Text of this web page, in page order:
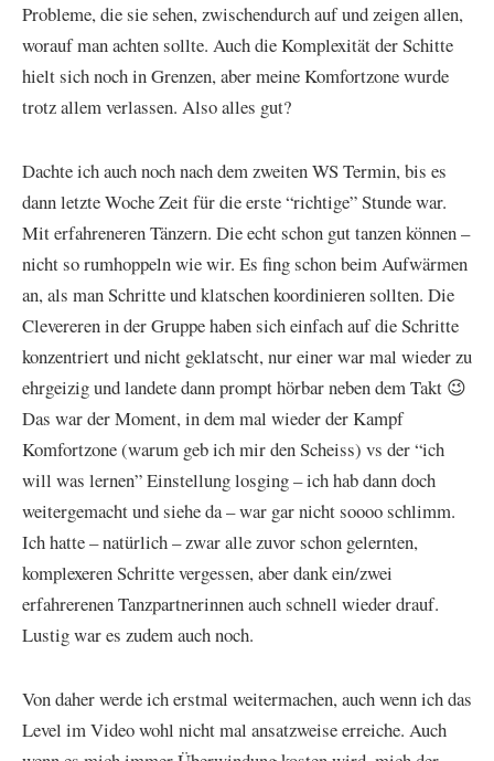
Probleme, die sie sehen, zwischendurch auf und zeigen allen,
worauf man achten sollte. Auch die Komplexität der Schitte
hielt sich noch in Grenzen, aber meine Komfortzone wurde
trotz allem verlassen. Also alles gut?
Dachte ich auch noch nach dem zweiten WS Termin, bis es
dann letzte Woche Zeit für die erste “richtige” Stunde war.
Mit erfahreneren Tänzern. Die echt schon gut tanzen können –
nicht so rumhoppeln wie wir. Es fing schon beim Aufwärmen
an, als man Schritte und klatschen koordinieren sollten. Die
Clevereren in der Gruppe haben sich einfach auf die Schritte
konzentriert und nicht geklatscht, nur einer war mal wieder zu
ehrgeizig und landete dann prompt hörbar neben dem Takt 😉
Das war der Moment, in dem mal wieder der Kampf
Komfortzone (warum geb ich mir den Scheiss) vs der “ich
will was lernen” Einstellung losging – ich hab dann doch
weitergemacht und siehe da – war gar nicht soooo schlimm.
Ich hatte – natürlich – zwar alle zuvor schon gelernten,
komplexeren Schritte vergessen, aber dank ein/zwei
erfahrerenen Tanzpartnerinnen auch schnell wieder drauf.
Lustig war es zudem auch noch.
Von daher werde ich erstmal weitermachen, auch wenn ich das
Level im Video wohl nicht mal ansatzweise erreiche. Auch